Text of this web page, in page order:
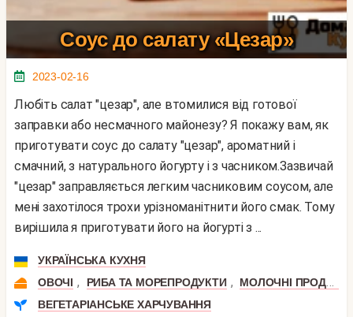
Соус до салату «Цезар»
2023-02-16
Любіть салат "цезар", але втомилися від готової
заправки або несмачного майонезу? Я покажу вам, як
приготувати соус до салату "цезар", ароматний і
смачний, з натурального йогурту і з часником.Зазвичай
"цезар" заправляється легким часниковим соусом, але
мені захотілося трохи урізноманітнити його смак. Тому
вирішила я приготувати його на йогурті з ...
УКРАЇНСЬКА КУХНЯ
ОВОЧІ , РИБА ТА МОРЕПРОДУКТИ ,
МОЛОЧНІ ПРОДУКТИ
ВЕГЕТАРІАНСЬКЕ ХАРЧУВАННЯ